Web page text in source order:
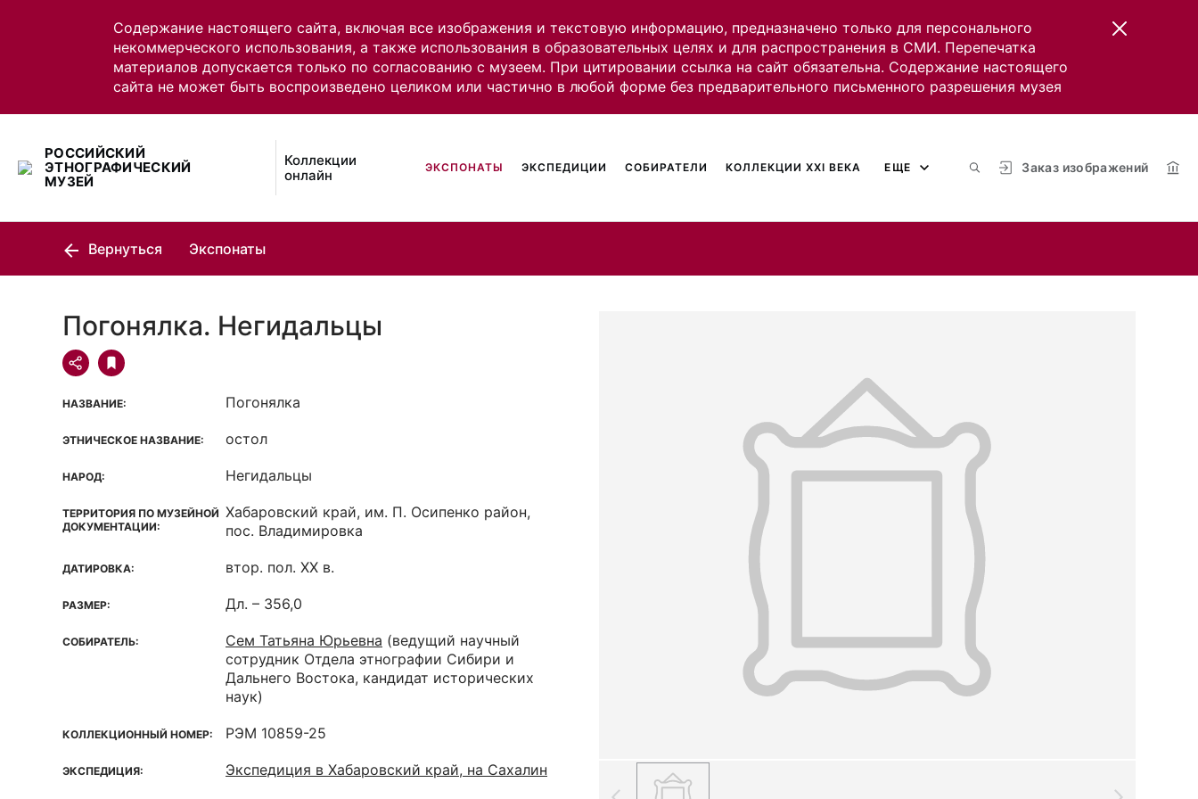
Содержание настоящего сайта, включая все изображения и текстовую информацию, предназначено только для персонального
некоммерческого использования, а также использования в образовательных целях и для распространения в СМИ. Перепечатка
материалов допускается только по согласованию с музеем. При цитировании ссылка на сайт обязательна. Содержание настоящего
сайта не может быть воспроизведено целиком или частично в любой форме без предварительного письменного разрешения музея
РОССИЙСКИЙ
ЭТНОГРАФИЧЕСКИЙ
МУЗЕЙ
Коллекции
онлайн
Заказ изображений
ЭКСПОНАТЫ ЭКСПЕДИЦИИ СОБИРАТЕЛИ КОЛЛЕКЦИИ XXI ВЕКА ЕЩЕ
Вернуться Экспонаты
Погонялка. Негидальцы
НАЗВАНИЕ: Погонялка
ЭТНИЧЕСКОЕ НАЗВАНИЕ: остол
НАРОД: Негидальцы
ТЕРРИТОРИЯ ПО МУЗЕЙНОЙ
ДОКУМЕНТАЦИИ:
Хабаровский край, им. П. Осипенко район,
пос. Владимировка
ДАТИРОВКА: втор. пол. ХХ в.
РАЗМЕР: Дл. – 356,0
СОБИРАТЕЛЬ: Сем Татьяна Юрьевна (ведущий научный
сотрудник Отдела этнографии Сибири и
Дальнего Востока, кандидат исторических
наук)
КОЛЛЕКЦИОННЫЙ НОМЕР: РЭМ 10859-25
ЭКСПЕДИЦИЯ: Экспедиция в Хабаровский край, на Сахалин